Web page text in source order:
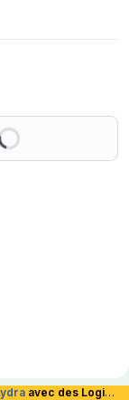
avec des Logiciels Libres et hébergé en